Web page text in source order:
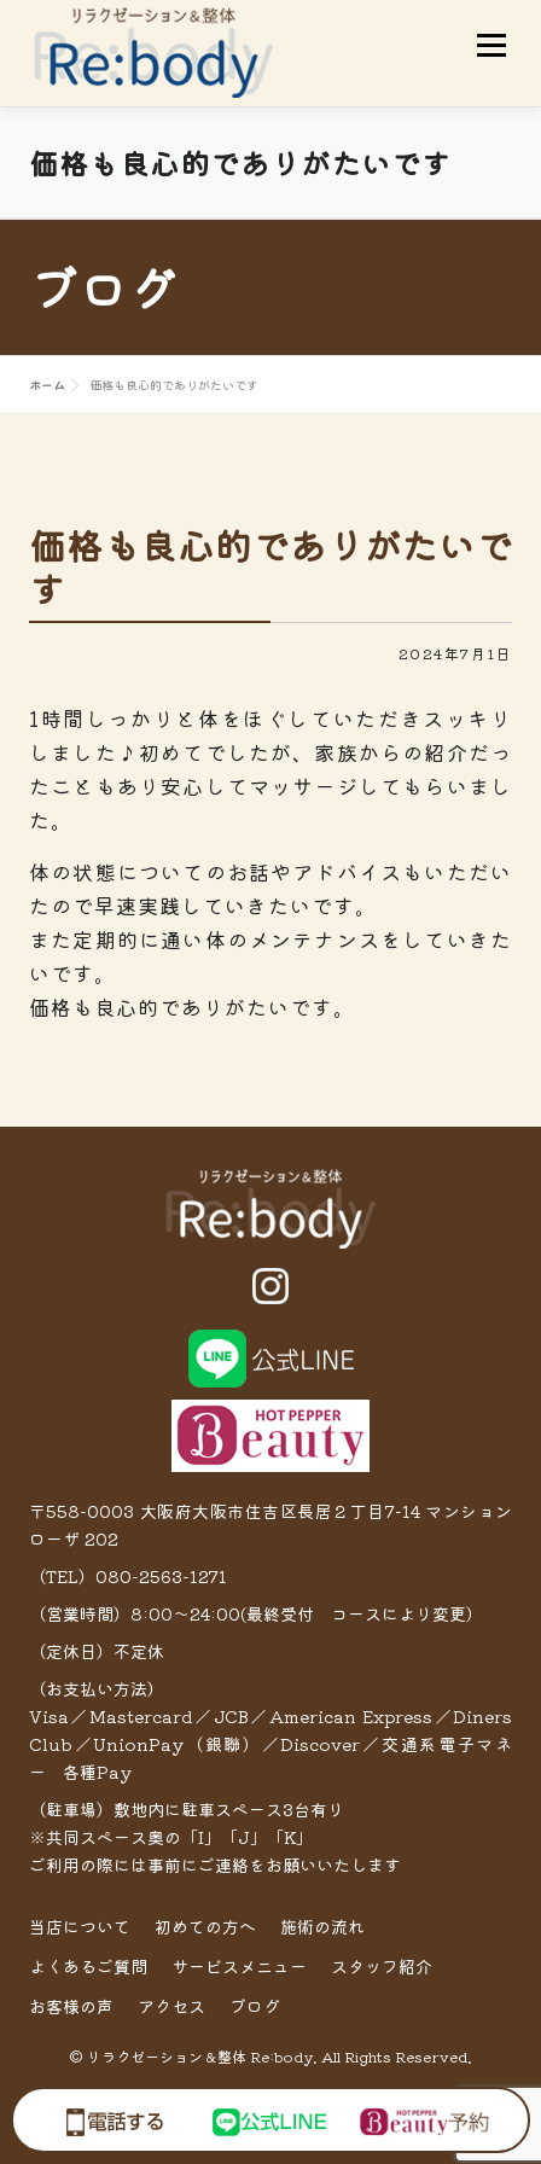
ン
ス
メニュ
当店について 初めての方へ
価格も良心的でありがたいです
ブログ
ホーム 価格も良心的でありがたいです
価格も良心的でありがたいで
す
2024年7月1日
1時間しっかりと体をほぐしていただきスッキリ
しました♪初めてでしたが、家族からの紹介だっ
たこともあり安心してマッサージしてもらいまし
た。
体の状態についてのお話やアドバイスもいただい
たので早速実践していきたいです。
また定期的に通い体のメンテナンスをしていきた
いです。
価格も良心的でありがたいです。
〒558-0003 大阪府大阪市住吉区長居２丁目7−14 マンション
ローザ 202
（TEL）080-2563-1271
（営業時間）8:00～24:00(最終受付 コースにより変更）
（定休日）不定休
（お支払い方法）
Visa／Mastercard／JCB／American Express／Diners
Club／UnionPay（銀聯）／Discover／交通系電子マネ
ー 各種Pay
（駐車場）敷地内に駐車スペース3台有り
※共同スペース奥の「I」「J」「K」
ご利用の際には事前にご連絡をお願いいたします
当店について 初めての方へ
施術の流れ
よくあるご質問
サービスメニュー
スタッフ紹介
お客様の声
アクセス ブログ
© リラクゼーション＆整体 Re:body. All Rights Reserved.